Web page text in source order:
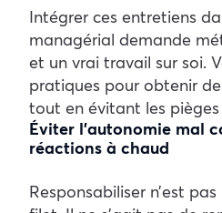
Intégrer ces entretiens
managérial demande
et un vrai travail sur soi.
pratiques pour obtenir
tout en évitant les
Éviter l’autonomie mal
réactions à chaud
Responsabiliser n’est